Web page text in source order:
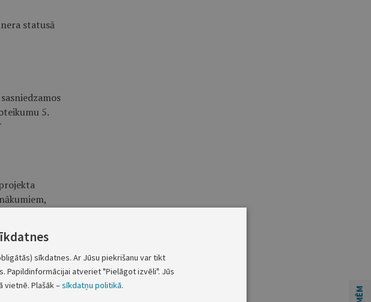
statusā
5.
30.
sīkdatnes. Ar Jūsu piekrišanu var tikt
Papildinformācijai atveriet "Pielāgot izvēli". Jūs
vietnē. Plašāk –sīkdatņu politikā.